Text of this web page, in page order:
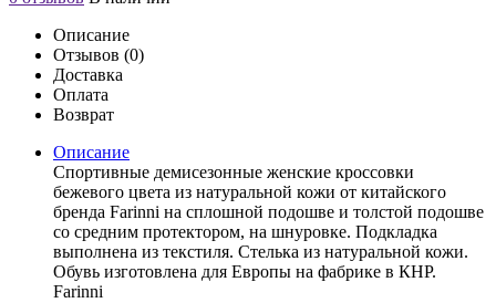
Описание
Отзывов (0)
Доставка
Оплата
Возврат
Описание
Спортивные демисезонные женские кроссовки
бежевого цвета из натуральной кожи от китайского
бренда Farinni на сплошной подошве и толстой подошве
со средним протектором, на шнуровке. Подкладка
выполнена из текстиля. Стелька из натуральной кожи.
Обувь изготовлена для Европы на фабрике в КНР.
Farinni